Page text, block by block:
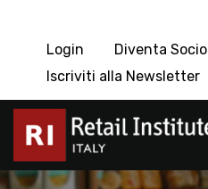
Login
Diventa Socio
Iscriviti alla Newsletter